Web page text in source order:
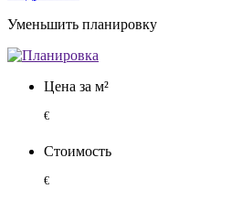
Уменьшить планировку
Цена за м²
€
Стоимость
€